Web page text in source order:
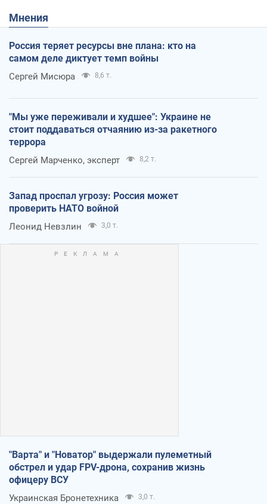
Мнения
Россия теряет ресурсы вне плана: кто на
самом деле диктует темп войны
Сергей Мисюра 8,6 т.
"Мы уже переживали и худшее": Украине не
стоит поддаваться отчаянию из-за ракетного
террора
Сергей Марченко, эксперт 8,2 т.
Запад проспал угрозу: Россия может
проверить НАТО войной
Леонид Невзлин 3,0 т.
"Варта" и "Новатор" выдержали пулеметный
обстрел и удар FPV-дрона, сохранив жизнь
офицеру ВСУ
Украинская Бронетехника 3,0 т.